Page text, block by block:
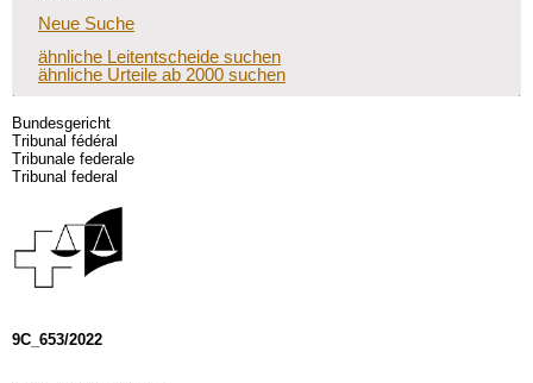
Neue Suche
ähnliche Leitentscheide suchen
ähnliche Urteile ab 2000 suchen
Bundesgericht
Tribunal fédéral
Tribunale federale
Tribunal federal
9C_653/2022